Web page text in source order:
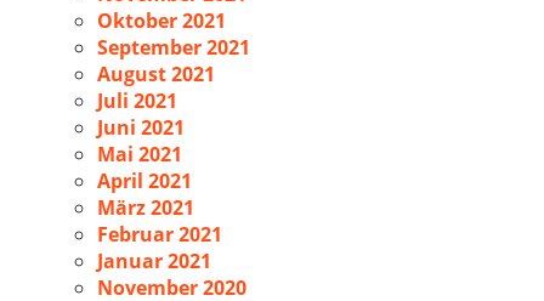
Oktober 2021
September 2021
August 2021
Juli 2021
Juni 2021
Mai 2021
April 2021
März 2021
Februar 2021
Januar 2021
November 2020